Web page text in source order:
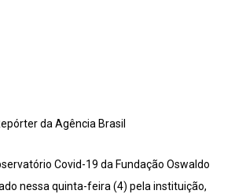
da Agência Brasil
Covid-19 da Fundação Oswaldo
nessa quinta-feira (4) pela instituição,